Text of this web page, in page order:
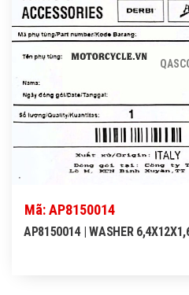
Mã: AP8150014
AP8150014 | WASHER